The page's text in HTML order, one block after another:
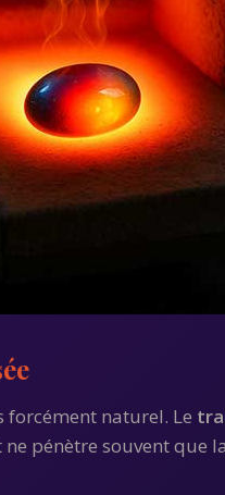
forcément naturel. Le
pénètre souvent que la